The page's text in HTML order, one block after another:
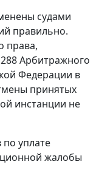
судами
правильно.
права,
Арбитражного
Федерации в
принятых
инстанции не
уплате
жалобы